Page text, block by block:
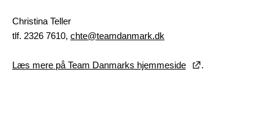
Christina Teller
tlf. 2326 7610, chte@teamdanmark.dk
Læs mere på Team Danmarks hjemmeside .